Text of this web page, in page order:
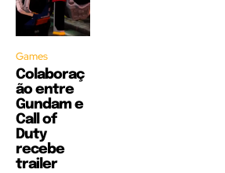
Games
Colaboraç
ão entre
Gundam e
Call of
Duty
recebe
trailer